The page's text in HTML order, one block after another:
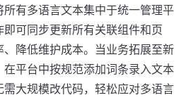
有多语言文本集中于统一管理平
可同步更新所有关联组件和页
降低维护成本。当业务拓展至新
平台中按规范添加词条录入文本
大规模改代码，轻松应对多语言